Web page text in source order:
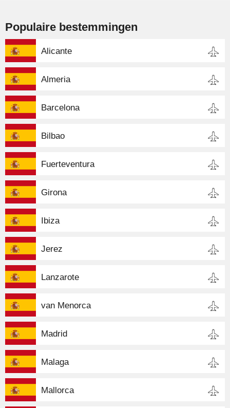
Populaire bestemmingen
Alicante
Almeria
Barcelona
Bilbao
Fuerteventura
Girona
Ibiza
Jerez
Lanzarote
van Menorca
Madrid
Malaga
Mallorca